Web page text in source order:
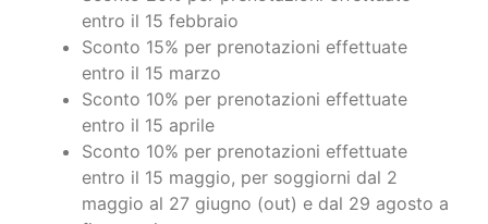
Sconto 15% per prenotazioni effettuate
entro il 15 marzo
Sconto 10% per prenotazioni effettuate
entro il 15 aprile
Sconto 10% per prenotazioni effettuate
entro il 15 maggio, per soggiorni dal 2
maggio al 27 giugno (out) e dal 29 agosto a
fine stagione.